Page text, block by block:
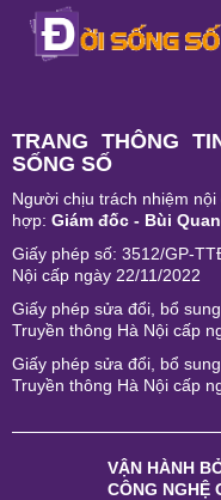
TRANG THÔNG
SỐNG SỐ
Người chịu trách nhiệm
hợp: Giám đốc - Bùi
Giấy phép số: 3512/GP-
Nội cấp ngày 22/11/2022
Giấy phép sửa đổi, bổ
Truyền thông Hà Nội cấp
Giấy phép sửa đổi, bổ
Truyền thông Hà Nội cấp
VẬN HÀNH
CÔNG NGHỆ